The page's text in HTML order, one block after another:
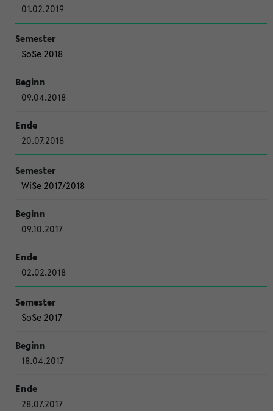
01.02.2019
SoSe 2018
09.04.2018
20.07.2018
WiSe 2017/2018
09.10.2017
02.02.2018
SoSe 2017
18.04.2017
28.07.2017